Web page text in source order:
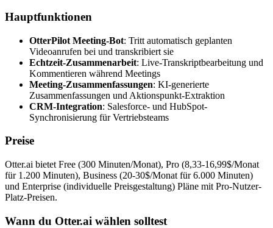
Hauptfunktionen
OtterPilot Meeting-Bot: Tritt automatisch geplanten
Videoanrufen bei und transkribiert sie
Echtzeit-Zusammenarbeit: Live-Transkriptbearbeitung und
Kommentieren während Meetings
Meeting-Zusammenfassungen: KI-generierte
Zusammenfassungen und Aktionspunkt-Extraktion
CRM-Integration: Salesforce- und HubSpot-
Synchronisierung für Vertriebsteams
Preise
Otter.ai bietet Free (300 Minuten/Monat), Pro (8,33-16,99$/Monat
für 1.200 Minuten), Business (20-30$/Monat für 6.000 Minuten)
und Enterprise (individuelle Preisgestaltung) Pläne mit Pro-Nutzer-
Platz-Preisen.
Wann du Otter.ai wählen solltest